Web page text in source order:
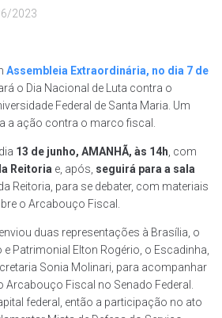
2023
Assembleia Extraordinária, no dia 7 de
o Dia Nacional de Luta contra o
Federal de Santa Maria. Um
a ação contra o marco fiscal.
13 de junho, AMANHÃ, às 14h, com
Reitoria e, após, seguirá para a sala
Reitoria, para se debater, com materiais
o Arcabouço Fiscal.
duas representações à Brasília, o
Patrimonial Elton Rogério, o Escadinha,
Sonia Molinari, para acompanhar
Arcabouço Fiscal no Senado Federal.
federal, então a participação no ato